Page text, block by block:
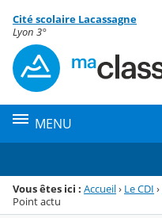
Menu de la rubrique
Contenu
Cité scolaire Lacassagne
Lyon 3°
MENU
Vous êtes ici : Accueil› Le CDI ›
Point actu